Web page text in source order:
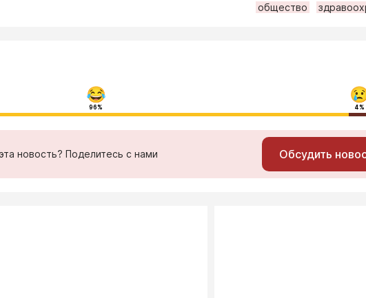
общество
96% 4%
новость? Поделитесь с нами Обсудить